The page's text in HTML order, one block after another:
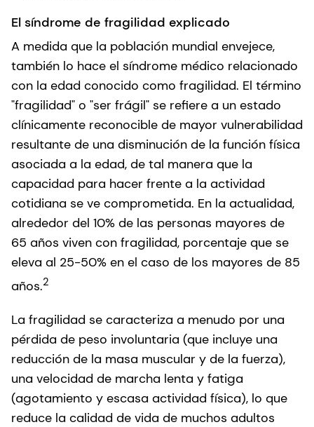
El síndrome de fragilidad explicado
A medida que la población mundial envejece,
también lo hace el síndrome médico relacionado
con la edad conocido como fragilidad. El término
"fragilidad" o "ser frágil" se refiere a un estado
clínicamente reconocible de mayor vulnerabilidad
resultante de una disminución de la función física
asociada a la edad, de tal manera que la
capacidad para hacer frente a la actividad
cotidiana se ve comprometida. En la actualidad,
alrededor del 10% de las personas mayores de
65 años viven con fragilidad, porcentaje que se
eleva al 25-50% en el caso de los mayores de 85
años.2
La fragilidad se caracteriza a menudo por una
pérdida de peso involuntaria (que incluye una
reducción de la masa muscular y de la fuerza),
una velocidad de marcha lenta y fatiga
(agotamiento y escasa actividad física), lo que
reduce la calidad de vida de muchos adultos